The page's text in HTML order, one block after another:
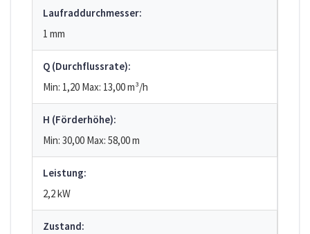
Laufraddurchmesser:
1 mm
Q (Durchflussrate):
Min: 1,20 Max: 13,00m³/h
H (Förderhöhe):
Min: 30,00 Max: 58,00m
Leistung:
2,2 kW
Zustand: